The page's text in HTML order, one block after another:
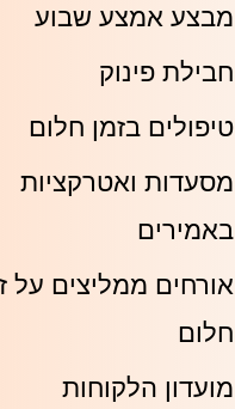
מבצע אמצע שבוע
חבילת פינוק
טיפולים בזמן חלום
מסעדות ואטרקציות
באמירים
אורחים ממליצים על
חלום
מועדון הלקוחות